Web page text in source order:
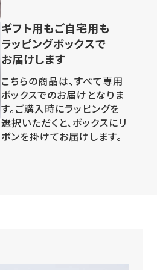
ギフト用もご自宅用も
ラッピングボックスで
お届けします
こちらの商品は、すべて専用
ボックスでのお届けとなりま
す。ご購入時にラッピングを
選択いただくと、ボックスにリ
ボンを掛けてお届けします。